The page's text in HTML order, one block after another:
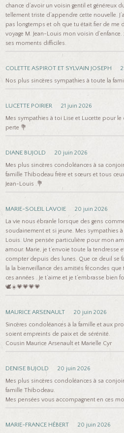
chance d’avoir un voisin gentil et généreux
tellement triste d’appendre cette nouvelle.
pas longtemps et oh que tu était fier de me
voyage M. Jean-Louis mon voisin
ses moments difficiles.
COLETTE ASPIROT ET SYLVAIN JOSEPH
Nos plus sincères sympathies à toute la
LUCETTE POIRIER
21 juin 2026
Mes sympathies à toi Lise et Lucette pour le
perte 💐
DIANE BUJOLD
20 juin 2026
Mes plus sincères condoléances à sa
famille Thibodeau frère et sœurs et tous
Jean-Louis .💐
MARIE-SOLEIL LAVOIE
20 juin 2026
La vie nous ébranle lorsque des gens
soudainement et si jeune. Mes sympathies
Louis. Une pensée particulière pour mon
amour. Marie, je t’envoie toute la tendresse
compter depuis des lunes. Que ce deuil se
la la bienveillance des amitiés fécondes
ces années . Je t’aime et je t’embrasse bien
🕊️☀️💗💗💗💗
MAURICE ARSENAULT
20 juin 2026
Sincères condoléances à la famille et aux
soient empreints de paix et de sérénité.
Cousin Maurice Arsenault et Marielle Cyr
DENISE BUJOLD
20 juin 2026
Mes plus sincères condoléances à sa
famille Thibodeau.
Mes pensées vous accompagnent en ces
MARIE-FRANCE HÉBERT
20 juin 2026